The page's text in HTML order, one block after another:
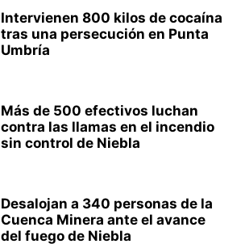
Intervienen 800 kilos de cocaína
tras una persecución en Punta
Umbría
Más de 500 efectivos luchan
contra las llamas en el incendio
sin control de Niebla
Desalojan a 340 personas de la
Cuenca Minera ante el avance
del fuego de Niebla